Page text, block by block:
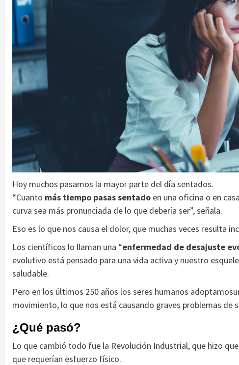
Hoy muchos pasamos la mayor parte del día sentados.
“Cuanto más tiempo pasas sentado en una oficina o en
curva sea más pronunciada de lo que debería ser”, señala.
Eso es lo que nos causa el dolor, que muchas veces resulta
Los científicos lo llaman una “enfermedad de desajuste
evolutivo está pensado para una vida activa y nuestro
saludable.
Pero en los últimos 250 años los seres humanos
movimiento, lo que nos está causando graves problemas de
¿Qué pasó?
Lo que cambió todo fue la Revolución Industrial, que hizo
que requerían esfuerzo físico.